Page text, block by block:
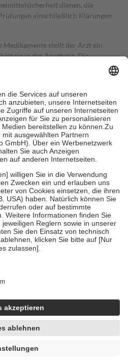
dienen, die
einschließlich Klärungen
Medikamente stellt der Arzt ein
sie in der Apotheke. Die
übernimmt in der Regel die
trägt einen Teil davon als Zuzahlung
Zuzahlungen in Höhe von zehn
jedochfünf Euround
nie mehr als die tatsächlichen
auch für Online-Apotheken.
beträgt die
sowie zehn Euro je
für ihre eigene Gesundheit zu
der Familie zu unterstützen,
zum vollendeten 18. Lebensjahr
und Früherkennung, die von der
Shops hat Maßnahmen
es sich um echte Bewertungen
du hier:
articles/4419944605341